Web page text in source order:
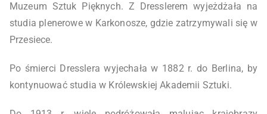
Muzeum Sztuk Pięknych. Z Dresslerem wyjeżdżała na
studia plenerowe w Karkonosze, gdzie zatrzymywali się w
Przesiece.
Po śmierci Dresslera wyjechała w 1882 r. do Berlina, by
kontynuować studia w Królewskiej Akademii Sztuki.